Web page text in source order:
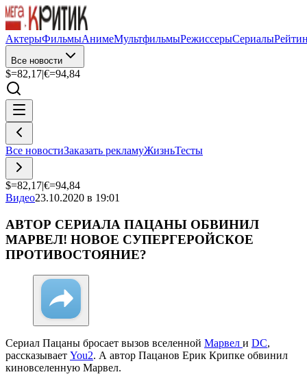
АктерыФильмыАнимеМультфильмыРежиссерыСериалы
Все новости
$=82,17|€=94,84
Все новостиЗаказать рекламуЖизньТесты
$=82,17|€=94,84
Видео23.10.2020 в 19:01
АВТОР СЕРИАЛА ПАЦАНЫ ОБВИНИЛ
МАРВЕЛ! НОВОЕ СУПЕРГЕРОЙСКОЕ
ПРОТИВОСТОЯНИЕ?
Сериал Пацаны бросает вызов вселенной Марвел и DC,
рассказывает You2. А автор Пацанов Ерик Крипке обвинил
киновселенную Марвел.